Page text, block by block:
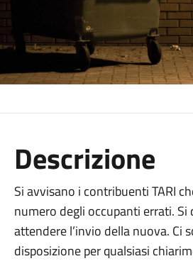
Descrizione
Si avvisano i contribuenti TARI
numero degli occupanti errati.
attendere l’invio della nuova. Ci
disposizione per qualsiasi